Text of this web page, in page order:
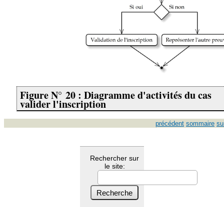
Figure N° 20 : Diagramme d'activités du cas
valider l'inscription
précédent sommaire
Rechercher sur
le site: